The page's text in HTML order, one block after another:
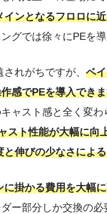
ンとなるフロロに
グでは徐々にPEを
れがちですが、 ベ
感でPEを導入でき
ャスト感と全く変わ
スト性能が大幅に向
伸びの少なさによ
掛かる費用を大幅
ー部分しか交換の